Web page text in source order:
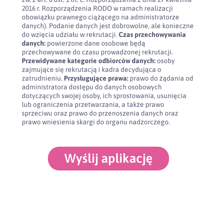
2016 r. Rozporządzenia RODO w ramach realizacji
obowiązku prawnego ciążącego na administratorze
danych). Podanie danych jest dobrowolne, ale konieczne
do wzięcia udziału w rekrutacji. Czas przechowywania
danych:powierzone dane osobowe będą
przechowywane do czasu prowadzonej rekrutacji.
Przewidywane kategorie odbiorców danych:osoby
zajmujące się rekrutacją i kadra decydująca o
zatrudnieniu. Przysługujące prawa:prawo do żądania od
administratora dostępu do danych osobowych
dotyczących swojej osoby, ich sprostowania, usunięcia
lub ograniczenia przetwarzania, a także prawo
sprzeciwu oraz prawo do przenoszenia danych oraz
prawo wniesienia skargi do organu nadzorczego.
Wyślij aplikację